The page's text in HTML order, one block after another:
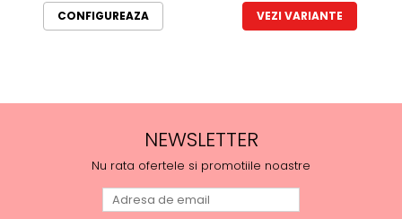
CONFIGUREAZA VEZI VARIANTE
NEWSLETTER
Nu rata ofertele si promotiile noastre